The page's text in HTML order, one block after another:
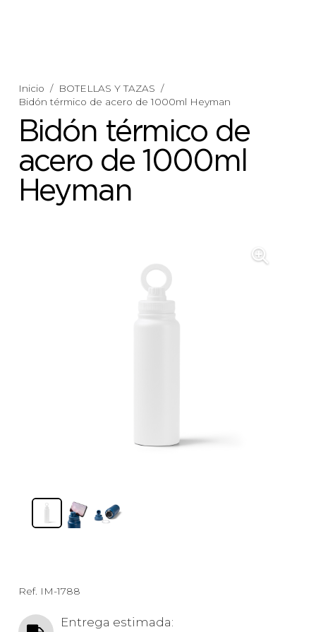
Inicio / BOTELLAS Y TAZAS /
Bidón térmico de acero de 1000ml Heyman
Bidón térmico de
acero de 1000ml
Heyman
Ref. IM-1788
Entrega estimada: